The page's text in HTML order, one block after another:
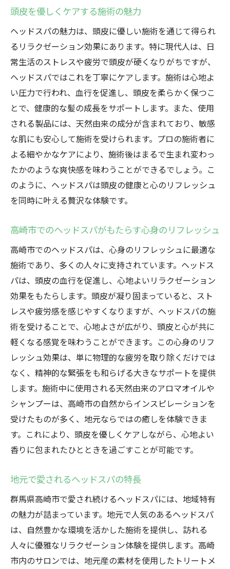
植物由来の成分で頭皮を優しくケア
自然のパワーでストレスを解き放つ
ストレス社会に癒しを群馬県高崎市のヘッドス
パの効果
高崎市のヘッドスパでストレスを解消
心を癒すヘッドスパのリラクゼーション効
果
ストレス緩和に役立つヘッドスパの魅力
高崎市でのヘッドスパがもたらす心の安ら
ぎ
忙しい心を包み込むヘッドスパ体験
ヘッドスパで心身のバランスを取り戻す
ドスパへ
高崎市で心身共にリフレッシュする方法
ヘッドスパが提供する心地よい時間
リフレッシュに最適な高崎市のヘッドスパ
頭と心を癒すリフレッシュ体験
高崎市でのヘッドスパが日常に活力を
ヘッドスパで心身の活力を取り戻す
地元の自然と共に高崎市で受けるヘッドスパの
魅惑
高崎市の自然素材を活かしたヘッドスパ
自然との調和を感じるヘッドスパ体験
地元の豊かな自然を取り入れた施術
高崎市の自然がもたらす癒しの効果
自然の中で心身をリフレッシュする方法
忙しい日常を忘れる高崎市のヘッドスパリラク
ゼーション
高崎市で非日常を味わうヘッドスパ
リラクゼーションを重視したヘッドスパ体
験
頭皮を優しくケアする施術の魅力
ヘッドスパの魅力は、頭皮に優しい施術を通じて得られ
るリラクゼーション効果にあります。特に現代人は、日
常生活のストレスや疲労で頭皮が硬くなりがちですが、
ヘッドスパではこれを丁寧にケアします。施術は心地よ
い圧力で行われ、血行を促進し、頭皮を柔らかく保つこ
とで、健康的な髪の成長をサポートします。また、使用
される製品には、天然由来の成分が含まれており、敏感
な肌にも安心して施術を受けられます。プロの施術者に
よる細やかなケアにより、施術後はまるで生まれ変わっ
たかのような爽快感を味わうことができるでしょう。こ
のように、ヘッドスパは頭皮の健康と心のリフレッシュ
を同時に叶える贅沢な体験です。
高崎市でのヘッドスパがもたらす心身のリフレッシュ
高崎市でのヘッドスパは、心身のリフレッシュに最適な
施術であり、多くの人々に支持されています。ヘッドス
パは、頭皮の血行を促進し、心地よいリラクゼーション
効果をもたらします。頭皮が凝り固まっていると、スト
レスや疲労感を感じやすくなりますが、ヘッドスパの施
術を受けることで、心地よさが広がり、頭皮と心が共に
軽くなる感覚を味わうことができます。この心身のリフ
レッシュ効果は、単に物理的な疲労を取り除くだけでは
なく、精神的な緊張をも和らげる大きなサポートを提供
します。施術中に使用される天然由来のアロマオイルや
シャンプーは、高崎市の自然からインスピレーションを
受けたものが多く、地元ならではの癒しを体験できま
す。これにより、頭皮を優しくケアしながら、心地よい
香りに包まれたひとときを過ごすことが可能です。
地元で愛されるヘッドスパの特長
群馬県高崎市で愛され続けるヘッドスパには、地域特有
の魅力が詰まっています。地元で人気のあるヘッドスパ
は、自然豊かな環境を活かした施術を提供し、訪れる
人々に優雅なリラクゼーション体験を提供します。高崎
市内のサロンでは、地元産の素材を使用したトリートメ